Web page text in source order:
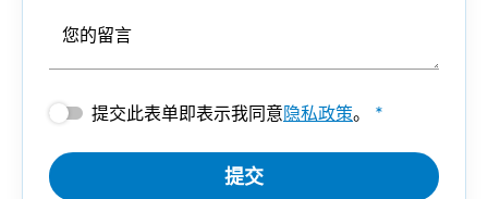
您的留言
提交此表单即表示我同意隐私政策。 *
提交